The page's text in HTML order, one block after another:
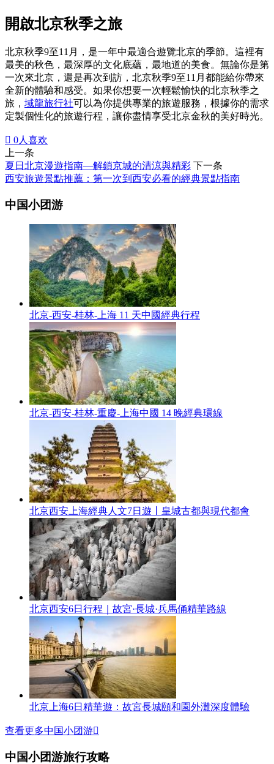
開啟北京秋季之旅
北京秋季9至11月，是一年中最適合遊覽北京的季節。這裡有
最美的秋色，最深厚的文化底蘊，最地道的美食。無論你是第
一次來北京，還是再次到訪，北京秋季9至11月都能給你帶來
全新的體驗和感受。如果你想要一次輕鬆愉快的北京秋季之
旅， 域龍旅行社可以為你提供專業的旅遊服務，根據你的需求
定製個性化的旅遊行程，讓你盡情享受北京金秋的美好時光。
 0人喜欢
上一条
夏日北京漫遊指南—解鎖京城的清涼與精彩 下一条
西安旅遊景點推薦：第一次到西安必看的經典景點指南
中国小团游
北京-西安-桂林-上海 11 天中國經典行程
北京-西安-桂林-重慶-上海中國 14 晚經典環線
北京西安上海經典人文7日遊丨皇城古都與現代都會
北京西安6日行程｜故宮·長城·兵馬俑精華路線
北京上海6日精華遊：故宮長城頤和園外灘深度體驗
查看更多中国小团游
中国小团游旅行攻略